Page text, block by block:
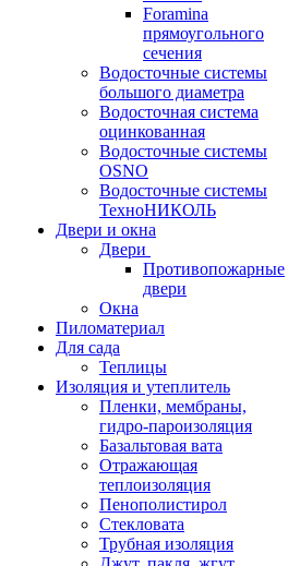
Foramina
прямоугольного
сечения
Водосточные системы
большого диаметра
Водосточная система
оцинкованная
Водосточные системы
OSNO
Водосточные системы
ТехноНИКОЛЬ
Двери и окна
Двери
Противопожарные
двери
Окна
Пиломатериал
Для сада
Теплицы
Изоляция и утеплитель
Пленки, мембраны,
гидро-пароизоляция
Базальтовая вата
Отражающая
теплоизоляция
Пенополистирол
Стекловата
Трубная изоляция